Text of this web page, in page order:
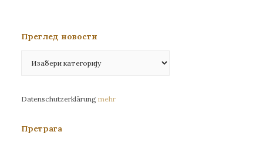
Преглед новости
новости
Datenschutzerklärung mehr
Претрага